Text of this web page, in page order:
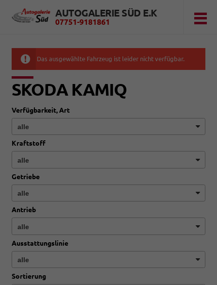
AUTOGALERIE SÜD E.K
07751-9181861
Das ausgewählte Fahrzeug ist leider nicht verfügbar.
SKODA KAMIQ
Verfügbarkeit, Art
Kraftstoff
Getriebe
Antrieb
Ausstattungslinie
Sortierung